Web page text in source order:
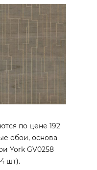
по цене 192
обои, основа
York GV0258
шт).